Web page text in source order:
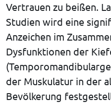
Vertrauen zu beißen.
Studien wird eine
Anzeichen im
Dysfunktionen der
der Muskulatur in der
Bevölkerung